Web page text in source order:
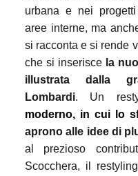
urbana e nei
aree interne, ma
si racconta e si rende
che si inserisce la
illustrata dalla
Lombardi. Un
moderno, in cui lo
apronoalle idee di
al prezioso
Scocchera, il